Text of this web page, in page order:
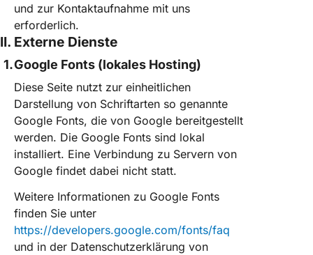
und zur Kontaktaufnahme mit uns
erforderlich.
II. Externe Dienste
Google Fonts (lokales Hosting)
Diese Seite nutzt zur einheitlichen
Darstellung von Schriftarten so genannte
Google Fonts, die von Google bereitgestellt
werden. Die Google Fonts sind lokal
installiert. Eine Verbindung zu Servern von
Google findet dabei nicht statt.
Weitere Informationen zu Google Fonts
finden Sie unter
https://developers.google.com/fonts/faq
und in der Datenschutzerklärung von